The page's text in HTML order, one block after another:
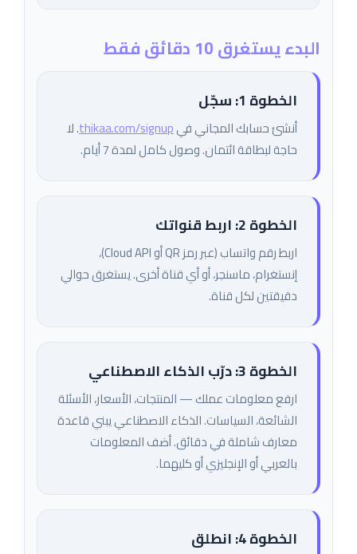
البدء يستغرق 10 دقائق فقط
الخطوة 1: سجّل
أنشئ حسابك المجاني فيthikaa.com/signup. لا
حاجة لبطاقة ائتمان. وصول كامل لمدة 7 أيام.
الخطوة 2: اربط قنواتك
اربط رقم واتساب (عبر رمز QR أو Cloud API)،
إنستغرام، ماسنجر، أو أي قناة أخرى. يستغرق حوالي
دقيقتين لكل قناة.
الخطوة 3: درّب الذكاء الاصطناعي
ارفع معلومات عملك — المنتجات، الأسعار، الأسئلة
الشائعة، السياسات. الذكاء الاصطناعي يبني قاعدة
معارف شاملة في دقائق. أضف المعلومات
بالعربي أو الإنجليزي أو كليهما.
الخطوة 4: انطلق